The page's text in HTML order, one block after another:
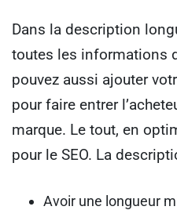
Dans la description
toutes les informations
pouvez aussi ajouter
pour faire entrer
marque. Le tout, en
pour le SEO. La
Avoir une longueur